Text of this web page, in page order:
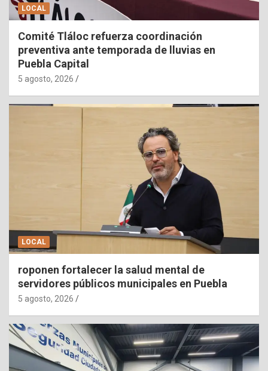
LOCAL
Comité Tláloc refuerza coordinación
preventiva ante temporada de lluvias en
Puebla Capital
5 agosto, 2026
LOCAL
roponen fortalecer la salud mental de
servidores públicos municipales en Puebla
5 agosto, 2026